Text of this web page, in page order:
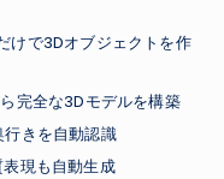
けで3Dオブジェクトを作
ら完全な3Dモデルを構築
きを自動認識
表現も自動生成